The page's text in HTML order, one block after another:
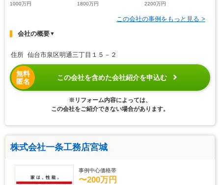
1000万円
1800万円
2200万円
この会社の事例をもっと見る >
会社の概要▼
住所 仙台市泉区明通三丁目１５－２
無料
匿名
この会社を含めた会社紹介を申込む
※リフォーム内容によっては、
この会社をご紹介できない場合があります。
株式会社一条工務店宮城
事例中心価格帯
〜200万円